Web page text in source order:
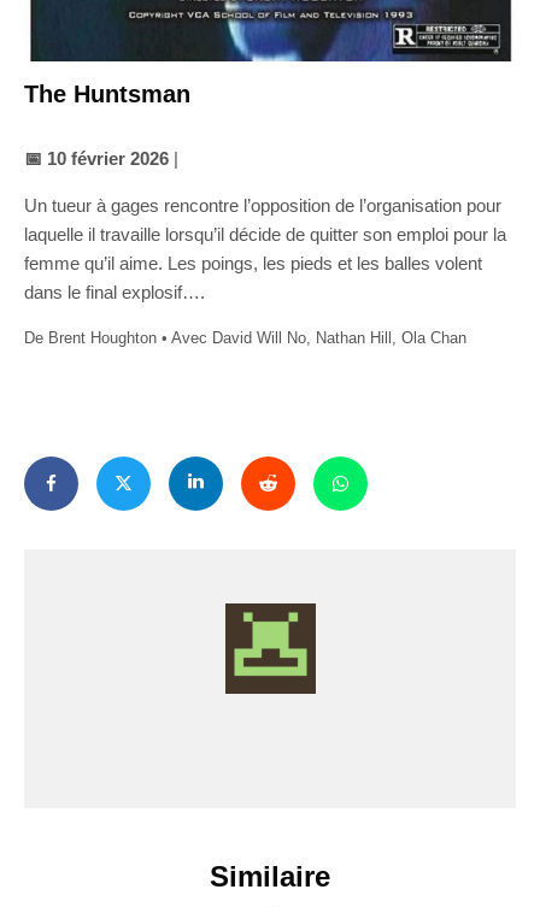
The Huntsman
📅 10 février 2026 |
Un tueur à gages rencontre l’opposition de l’organisation pour
laquelle il travaille lorsqu’il décide de quitter son emploi pour la
femme qu’il aime. Les poings, les pieds et les balles volent
dans le final explosif….
De Brent Houghton • Avec David Will No, Nathan Hill, Ola Chan
Similaire